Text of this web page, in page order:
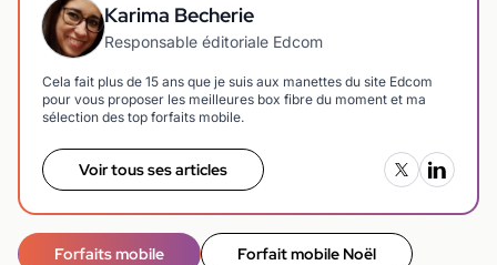
Karima Becherie
Responsable éditoriale Edcom
Cela fait plus de 15 ans que je suis aux manettes du site Edcom
pour vous proposer les meilleures box fibre du moment et ma
sélection des top forfaits mobile.
Voir tous ses articles
Forfaits mobile Forfait mobile Noël